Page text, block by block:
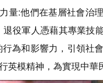
量:他們在基層社會治
役軍人憑藉其專業技
為和影響力，引領社
英模精神，為實現中華